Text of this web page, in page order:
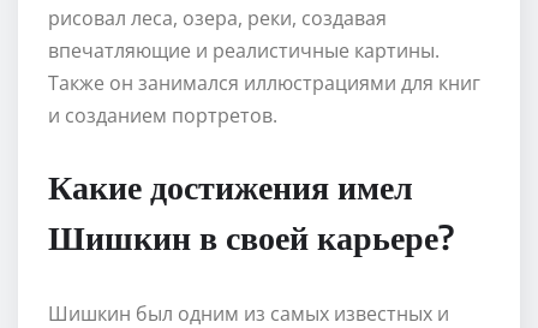
рисовал леса, озера, реки, создавая
впечатляющие и реалистичные картины.
Также он занимался иллюстрациями для книг
и созданием портретов.
Какие достижения имел
Шишкин в своей карьере?
Шишкин был одним из самых известных и